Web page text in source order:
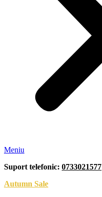
Meniu
Suport telefonic: 0733021577
Autumn Sale